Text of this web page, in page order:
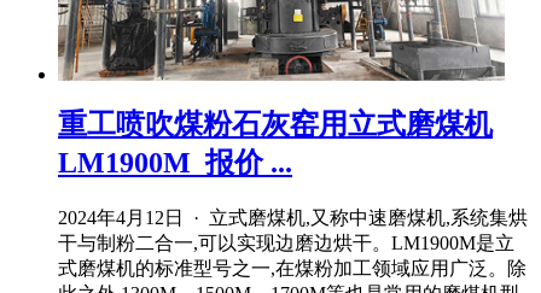
重工喷吹煤粉石灰窑用立式磨煤机
LM1900M_报价 ...
2024年4月12日 · 立式磨煤机,又称中速磨煤机,系统集烘
干与制粉二合一,可以实现边磨边烘干。LM1900M是立
式磨煤机的标准型号之一,在煤粉加工领域应用广泛。除